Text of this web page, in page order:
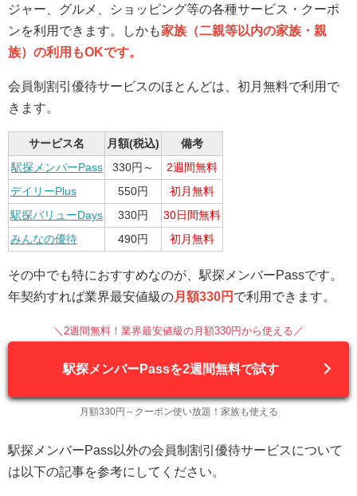
ジャー、グルメ、ショッピング等の各種サービス・クーポ
ンを利用できます。しかも家族（二親等以内の家族・親
族）の利用もOKです。
会員制割引優待サービスのほとんどは、初月無料で利用で
きます。
サービス名 月額(税込)
備考
駅探メンバーPass
330円～
2週間無料
デイリーPlus
550円
初月無料
駅探バリューDays
330円
30日間無料
みんなの優待
490円 初月無料
その中でも特におすすめなのが、駅探メンバーPassです。
年契約すれば業界最安値級の月額330円 で利用できます。
＼2週間無料！業界最安値級の月額330円から使える／
駅探メンバーPassを2週間無料で試す
月額330円～クーポン使い放題！家族も使える
駅探メンバーPass以外の会員制割引優待サービスについて
は以下の記事を参考にしてください。